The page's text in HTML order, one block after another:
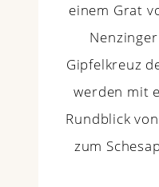
einem Grat
Gipfelkreuz
werden mit
Rundblick
zum